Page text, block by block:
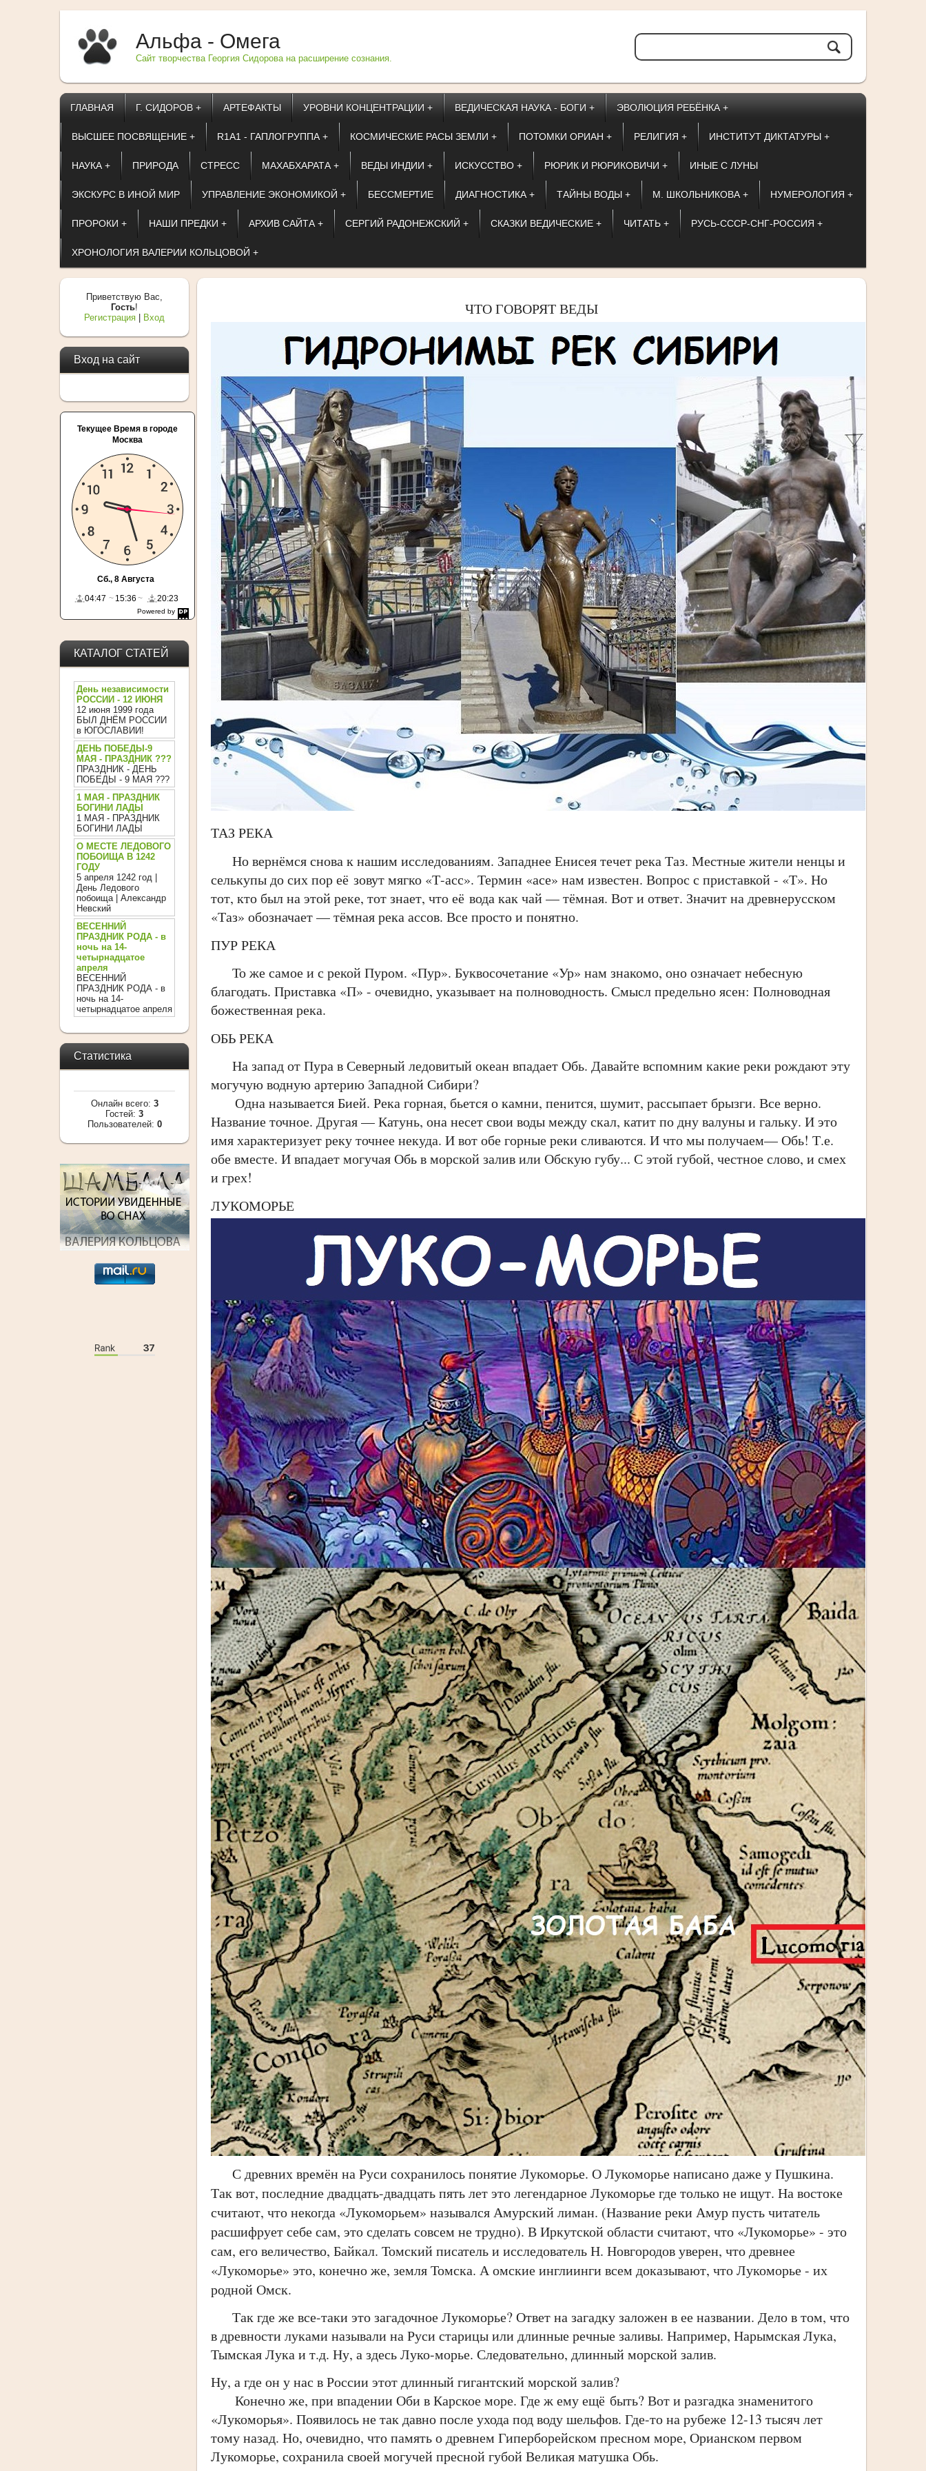
Альфа - Омега
Сайт творчества Георгия Сидорова на расширение сознания.
ГЛАВНАЯ Г. СИДОРОВ + АРТЕФАКТЫ УРОВНИ КОНЦЕНТРАЦИИ + ВЕДИЧЕСКАЯ НАУКА - БОГИ + ЭВОЛЮЦИЯ РЕБЁНКА +
ВЫСШЕЕ ПОСВЯЩЕНИЕ + R1A1 - ГАПЛОГРУППА + КОСМИЧЕСКИЕ РАСЫ ЗЕМЛИ + ПОТОМКИ ОРИАН + РЕЛИГИЯ + ИНСТИТУТ ДИКТАТУРЫ +
НАУКА + ПРИРОДА СТРЕСС МАХАБХАРАТА + ВЕДЫ ИНДИИ + ИСКУССТВО + РЮРИК И РЮРИКОВИЧИ + ИНЫЕ С ЛУНЫ
ЭКСКУРС В ИНОЙ МИР УПРАВЛЕНИЕ ЭКОНОМИКОЙ + БЕССМЕРТИЕ ДИАГНОСТИКА + ТАЙНЫ ВОДЫ + М. ШКОЛЬНИКОВА + НУМЕРОЛОГИЯ +
ПРОРОКИ + НАШИ ПРЕДКИ + АРХИВ САЙТА + СЕРГИЙ РАДОНЕЖСКИЙ + СКАЗКИ ВЕДИЧЕСКИЕ + ЧИТАТЬ + РУСЬ-СССР-СНГ-РОССИЯ +
ХРОНОЛОГИЯ ВАЛЕРИИ КОЛЬЦОВОЙ +
ЧТО ГОВОРЯТ ВЕДЫ
ТАЗ РЕКА
Но вернёмся снова к нашим исследованиям. Западнее Енисея течет река Таз. Местные жители ненцы и
селькупы до сих пор её зовут мягко «Т-асс». Термин «асе» нам известен. Вопрос с приставкой - «Т». Но
тот, кто был на этой реке, тот знает, что её вода как чай — тёмная. Вот и ответ. Значит на древнерусском
«Таз» обозначает — тёмная река ассов. Все просто и понятно.
ПУР РЕКА
То же самое и с рекой Пуром. «Пур». Буквосочетание «Ур» нам знакомо, оно означает небесную
благодать. Приставка «П» - очевидно, указывает на полноводность. Смысл предельно ясен: Полноводная
божественная река.
ОБЬ РЕКА
На запад от Пура в Северный ледовитый океан впадает Обь. Давайте вспомним какие реки рождают эту
могучую водную артерию Западной Сибири?
Одна называется Бией. Река горная, бьется о камни, пенится, шумит, рассыпает брызги. Все верно.
Название точное. Другая — Катунь, она несет свои воды между скал, катит по дну валуны и гальку. И это
имя характеризует реку точнее некуда. И вот обе горные реки сливаются. И что мы получаем— Обь! Т.е.
обе вместе. И впадает могучая Обь в морской залив или Обскую губу... С этой губой, честное слово, и смех
и грех!
ЛУКОМОРЬЕ
С древних времён на Руси сохранилось понятие Лукоморье. О Лукоморье написано даже у Пушкина.
Так вот, последние двадцать-двадцать пять лет это легендарное Лукоморье где только не ищут. На востоке
считают, что некогда «Лукоморьем» назывался Амурский лиман. (Название реки Амур пусть читатель
расшифрует себе сам, это сделать совсем не трудно). В Иркутской области считают, что «Лукоморье» - это
сам, его величество, Байкал. Томский писатель и исследователь Н. Новгородов уверен, что древнее
«Лукоморье» это, конечно же, земля Томска. А омские инглиинги всем доказывают, что Лукоморье - их
родной Омск.
Так где же все-таки это загадочное Лукоморье? Ответ на загадку заложен в ее названии. Дело в том, что
в древности луками называли на Руси старицы или длинные речные заливы. Например, Нарымская Лука,
Тымская Лука и т.д. Ну, а здесь Луко-морье. Следовательно, длинный морской залив.
Ну, а где он у нас в России этот длинный гигантский морской залив?
Конечно же, при впадении Оби в Карское море. Где ж ему ещё быть? Вот и разгадка знаменитого
«Лукоморья». Появилось не так давно после ухода под воду шельфов. Где-то на рубеже 12-13 тысяч лет
тому назад. Но, очевидно, что память о древнем Гиперборейском пресном море, Орианском первом
Лукоморье, сохранила своей могучей пресной губой Великая матушка Обь.
Приветствую Вас,
Гость!
Регистрация
Вход
Вход на сайт
Powered by
DaysPedia.com
Текущее Время в городе
Москва
Сб., 8 Августа
04:47
15:36 20:23
КАТАЛОГ СТАТЕЙ
День независимости
РОССИИ - 12 ИЮНЯ
12 июня 1999 года
БЫЛ ДНЁМ РОССИИ
в ЮГОСЛАВИИ!
ДЕНЬ ПОБЕДЫ-9
МАЯ - ПРАЗДНИК ???
ПРАЗДНИК - ДЕНЬ
ПОБЕДЫ - 9 МАЯ ???
1 МАЯ - ПРАЗДНИК
БОГИНИ ЛАДЫ
1 МАЯ - ПРАЗДНИК
БОГИНИ ЛАДЫ
О МЕСТЕ ЛЕДОВОГО
ПОБОИЩА В 1242
ГОДУ
5 апреля 1242 год |
День Ледового
побоища | Александр
Невский
ВЕСЕННИЙ
ПРАЗДНИК РОДА - в
ночь на 14-
четырнадцатое
апреля
ВЕСЕННИЙ
ПРАЗДНИК РОДА - в
ночь на 14-
четырнадцатое апреля
Статистика
Онлайн всего: 3
Гостей:3
Пользователей: 0